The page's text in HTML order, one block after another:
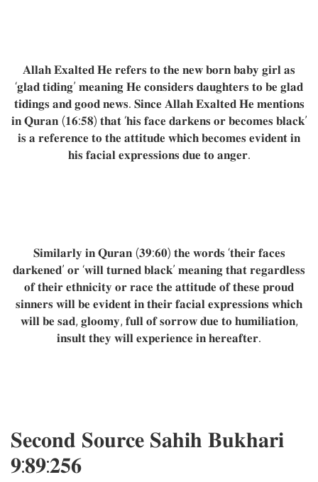
𝐀𝐥𝐥𝐚𝐡 𝐄𝐱𝐚𝐥𝐭𝐞𝐝 𝐇𝐞 𝐫𝐞𝐟𝐞𝐫𝐬 𝐭𝐨 𝐭𝐡𝐞 𝐧𝐞𝐰 𝐛𝐨𝐫𝐧 𝐛𝐚𝐛𝐲 𝐠𝐢𝐫𝐥 𝐚𝐬
‘𝐠𝐥𝐚𝐝 𝐭𝐢𝐝𝐢𝐧𝐠’ 𝐦𝐞𝐚𝐧𝐢𝐧𝐠 𝐇𝐞 𝐜𝐨𝐧𝐬𝐢𝐝𝐞𝐫𝐬 𝐝𝐚𝐮𝐠𝐡𝐭𝐞𝐫𝐬 𝐭𝐨 𝐛𝐞 𝐠𝐥𝐚𝐝
𝐭𝐢𝐝𝐢𝐧𝐠𝐬 𝐚𝐧𝐝 𝐠𝐨𝐨𝐝 𝐧𝐞𝐰𝐬. 𝐒𝐢𝐧𝐜𝐞 𝐀𝐥𝐥𝐚𝐡 𝐄𝐱𝐚𝐥𝐭𝐞𝐝 𝐇𝐞 𝐦𝐞𝐧𝐭𝐢𝐨𝐧𝐬
𝐢𝐧 𝐐𝐮𝐫𝐚𝐧 (𝟏𝟔:𝟓𝟖) 𝐭𝐡𝐚𝐭 ‘𝐡𝐢𝐬 𝐟𝐚𝐜𝐞 𝐝𝐚𝐫𝐤𝐞𝐧𝐬 𝐨𝐫 𝐛𝐞𝐜𝐨𝐦𝐞𝐬 𝐛𝐥𝐚𝐜𝐤’
𝐢𝐬 𝐚 𝐫𝐞𝐟𝐞𝐫𝐞𝐧𝐜𝐞 𝐭𝐨 𝐭𝐡𝐞 𝐚𝐭𝐭𝐢𝐭𝐮𝐝𝐞 𝐰𝐡𝐢𝐜𝐡 𝐛𝐞𝐜𝐨𝐦𝐞𝐬 𝐞𝐯𝐢𝐝𝐞𝐧𝐭 𝐢𝐧
𝐡𝐢𝐬 𝐟𝐚𝐜𝐢𝐚𝐥 𝐞𝐱𝐩𝐫𝐞𝐬𝐬𝐢𝐨𝐧𝐬 𝐝𝐮𝐞 𝐭𝐨 𝐚𝐧𝐠𝐞𝐫.
𝐒𝐢𝐦𝐢𝐥𝐚𝐫𝐥𝐲 𝐢𝐧 𝐐𝐮𝐫𝐚𝐧 (𝟑𝟗:𝟔𝟎) 𝐭𝐡𝐞 𝐰𝐨𝐫𝐝𝐬 ‘𝐭𝐡𝐞𝐢𝐫 𝐟𝐚𝐜𝐞𝐬
𝐝𝐚𝐫𝐤𝐞𝐧𝐞𝐝’ 𝐨𝐫 ‘𝐰𝐢𝐥𝐥 𝐭𝐮𝐫𝐧𝐞𝐝 𝐛𝐥𝐚𝐜𝐤’ 𝐦𝐞𝐚𝐧𝐢𝐧𝐠 𝐭𝐡𝐚𝐭 𝐫𝐞𝐠𝐚𝐫𝐝𝐥𝐞𝐬𝐬
𝐨𝐟 𝐭𝐡𝐞𝐢𝐫 𝐞𝐭𝐡𝐧𝐢𝐜𝐢𝐭𝐲 𝐨𝐫 𝐫𝐚𝐜𝐞 𝐭𝐡𝐞 𝐚𝐭𝐭𝐢𝐭𝐮𝐝𝐞 𝐨𝐟 𝐭𝐡𝐞𝐬𝐞 𝐩𝐫𝐨𝐮𝐝
𝐬𝐢𝐧𝐧𝐞𝐫𝐬 𝐰𝐢𝐥𝐥 𝐛𝐞 𝐞𝐯𝐢𝐝𝐞𝐧𝐭 𝐢𝐧 𝐭𝐡𝐞𝐢𝐫 𝐟𝐚𝐜𝐢𝐚𝐥 𝐞𝐱𝐩𝐫𝐞𝐬𝐬𝐢𝐨𝐧𝐬 𝐰𝐡𝐢𝐜𝐡
𝐰𝐢𝐥𝐥 𝐛𝐞 𝐬𝐚𝐝, 𝐠𝐥𝐨𝐨𝐦𝐲, 𝐟𝐮𝐥𝐥 𝐨𝐟 𝐬𝐨𝐫𝐫𝐨𝐰 𝐝𝐮𝐞 𝐭𝐨 𝐡𝐮𝐦𝐢𝐥𝐢𝐚𝐭𝐢𝐨𝐧,
𝐢𝐧𝐬𝐮𝐥𝐭 𝐭𝐡𝐞𝐲 𝐰𝐢𝐥𝐥 𝐞𝐱𝐩𝐞𝐫𝐢𝐞𝐧𝐜𝐞 𝐢𝐧 𝐡𝐞𝐫𝐞𝐚𝐟𝐭𝐞𝐫.
𝐒𝐞𝐜𝐨𝐧𝐝 𝐒𝐨𝐮𝐫𝐜𝐞 𝐒𝐚𝐡𝐢𝐡 𝐁𝐮𝐤𝐡𝐚𝐫𝐢
𝟗:𝟖𝟗:𝟐𝟓𝟔